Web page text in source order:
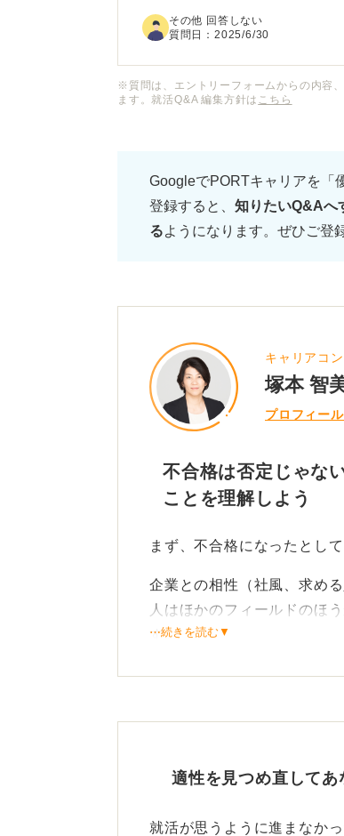
何回か繰り返すうちに、自分
タルがボロボロになりました
んな自分が情けなく、面接
就活でメンタルが崩壊した
その他 回答しない
質問日：2025/6/30
※質問は、エントリーフォームからの内容
ます。就活Q&A 編集方針は こちら
GoogleでPORTキャリアを「
登録すると、 知りたいQ&Aへ
るようになります。ぜひご登
キャリアコ
塚本 智
プロフィー
不合格は否定じゃな
ことを理解しよう
まず、不合格になったとし
企業との相性（社風、求め
人はほかのフィールドのほ
す。
どんなに優秀な人でも、す
一度立ち止まり自分
まずは一度立ち止まり、自
に振り返ってみることが大切
⋯続きを読む▼
適性を見つめ直してあ
就活が思うように進まなか